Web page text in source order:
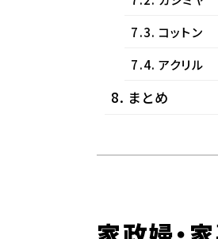
コットン
アクリル
まとめ